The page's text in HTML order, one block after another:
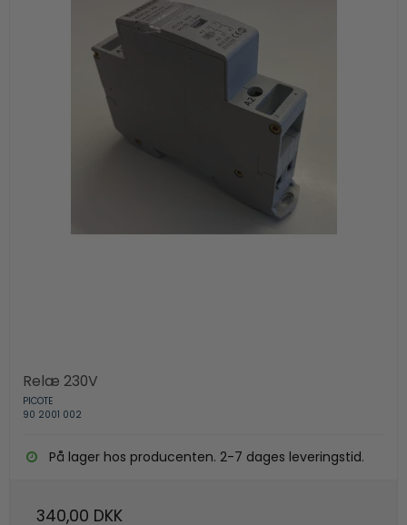
Relæ 230V
PICOTE
90 2001 002
På lager hos producenten. 2-7 dages leveringstid.
340,00 DKK